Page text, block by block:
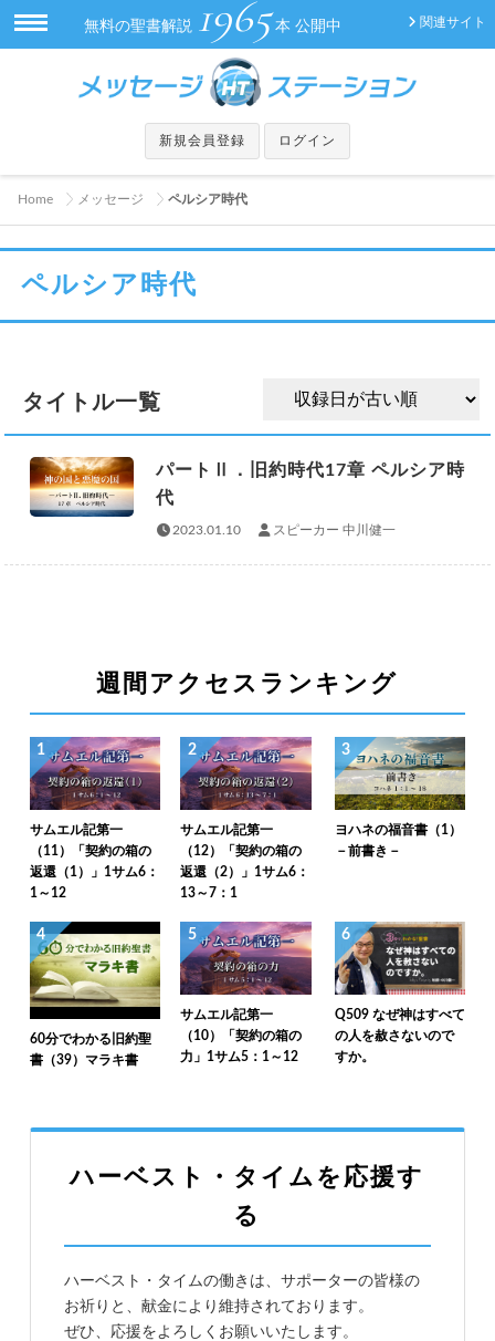
関連サイト
無料の聖書解説 1965 本 公開中
新規会員登録 ログイン
Home メッセージ ペルシア時代
ペルシア時代
タイトル一覧
パートⅡ．旧約時代17章 ペルシア時
代
2023.01.10 スピーカー 中川健一
週間アクセスランキング
1
サムエル記第一
（11）「契約の箱の
返還（1）」1サム6：
1～12
2
サムエル記第一
（12）「契約の箱の
返還（2）」1サム6：
13～7：1
3
ヨハネの福音書（1）
－前書き－
4
60分でわかる旧約聖
書（39）マラキ書
5
サムエル記第一
（10）「契約の箱の
力」1サム5：1～12
6
Q509 なぜ神はすべて
の人を赦さないので
すか。
ハーベスト・タイムを応援す
る
ハーベスト・タイムの働きは、サポーターの皆様の
お祈りと、献金により維持されております。
ぜひ、応援をよろしくお願いいたします。